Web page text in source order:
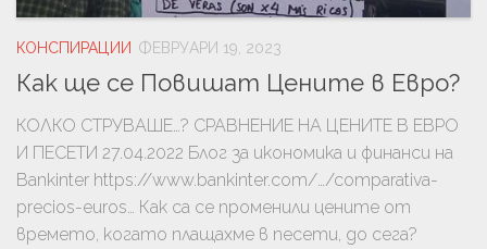
КОНСПИРАЦИИ ФЕВРУАРИ 19, 2023
Как ще се Повишат Цените в Евро?
КОЛКО СТРУВАШЕ…? СРАВНЕНИЕ НА ЦЕНИТЕ В ЕВРО
И ПЕСЕТИ 27.04.2022 Блог за икономика и финанси на
Bankinter https://www.bankinter.com/…/comparativa-
precios-euros… Как са се променили цените от
времето, когато плащахме в песети, до сега?